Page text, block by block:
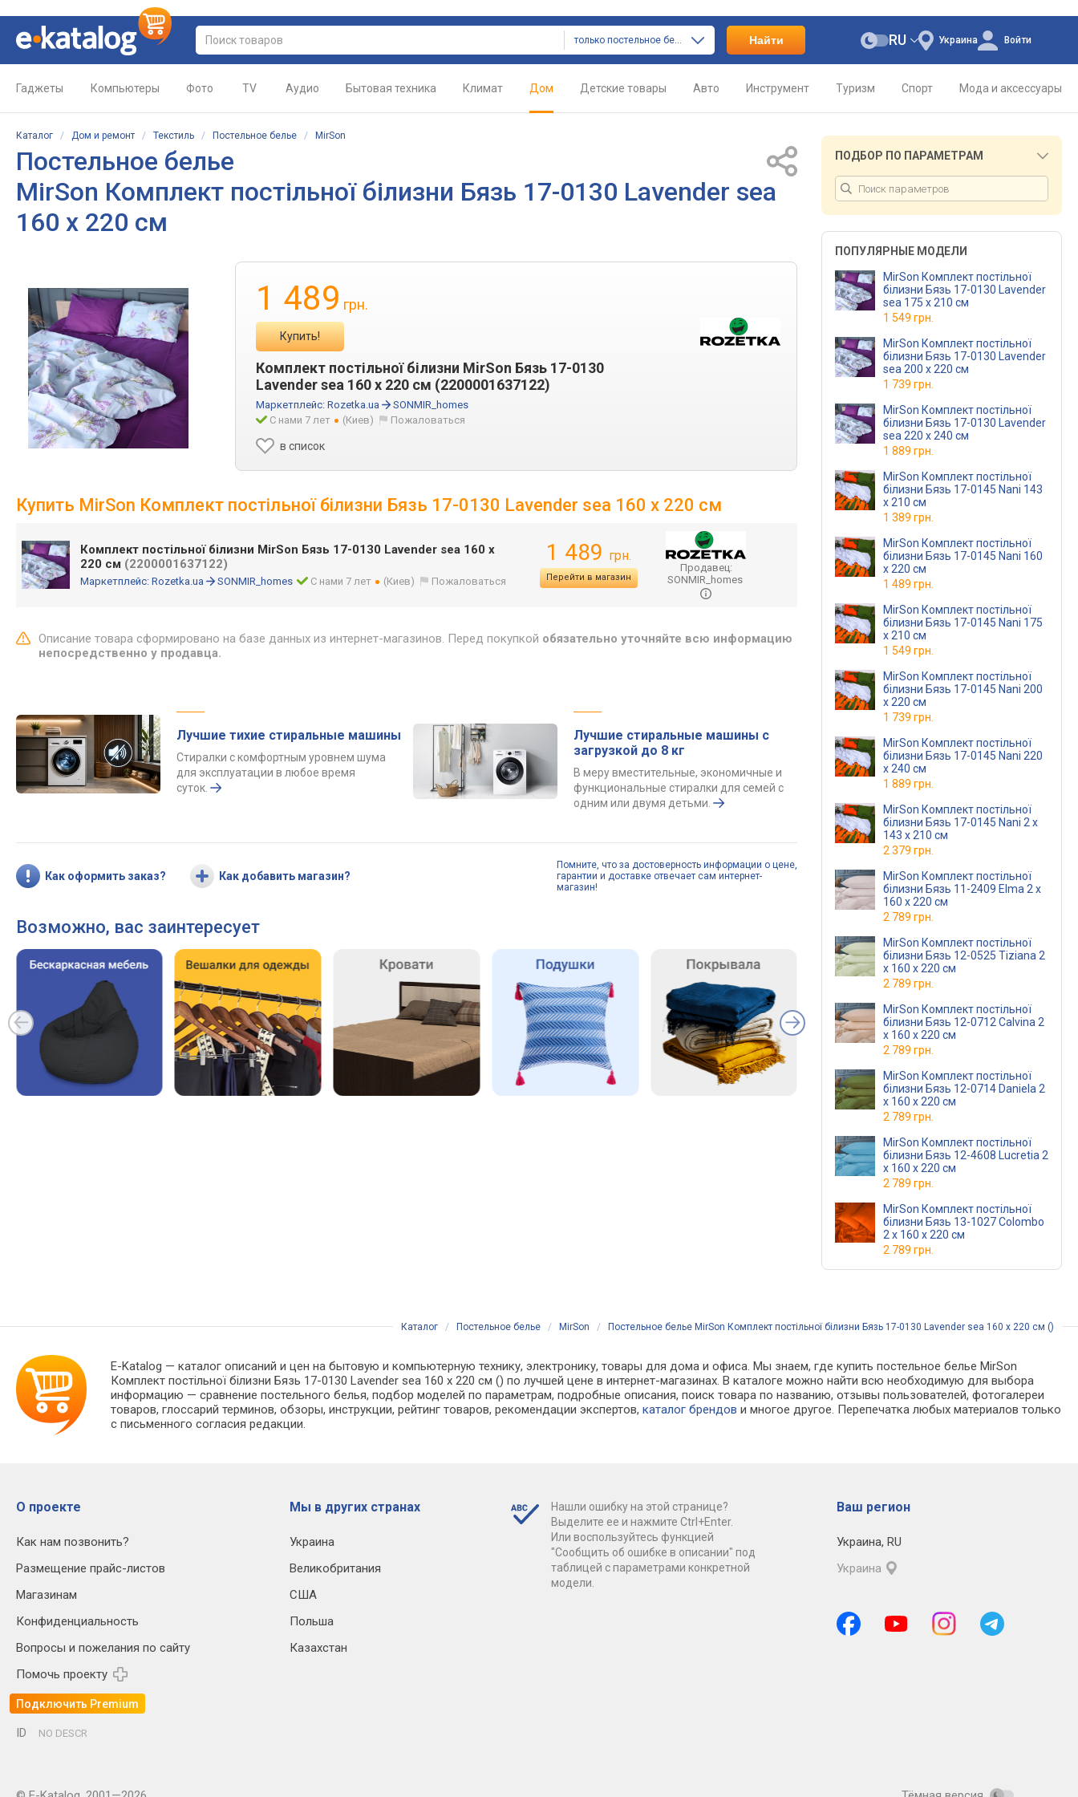
только постельное белье Найти Украина
RU Войти
Гаджеты Компьютеры Фото TV Аудио Бытовая техника Климат Дом Детские товары Авто Инструмент Туризм Спорт Мода и аксессуары
Каталог / Дом и ремонт / Текстиль / Постельное белье / MirSon
Постельное белье
MirSon Комплект постільної білизни Бязь 17-0130 Lavender sea
160 x 220 см
1 489 грн.
Купить!
Комплект постільної білизни MirSon Бязь 17-0130
Lavender sea 160 x 220 см (2200001637122)
Маркетплейс: Rozetka.ua
SONMIR_homes
С нами 7 лет
(Киев) Пожаловаться
в список
Купить MirSon Комплект постільної білизни Бязь 17-0130 Lavender sea 160 x 220 см
Комплект постільної білизни MirSon Бязь 17-0130 Lavender sea 160 x
220 см (2200001637122)
Маркетплейс: Rozetka.ua SONMIR_homes С нами 7 лет (Киев) Пожаловаться
1 489 грн.
Перейти в магазин
Продавец:
SONMIR_homes
Описание товара сформировано на базе данных из интернет-магазинов. Перед покупкой обязательно уточняйте всю информацию
непосредственно у продавца.
Лучшие тихие стиральные машины
Стиралки с комфортным уровнем шума
для эксплуатации в любое время
суток.
Лучшие стиральные машины с
загрузкой до 8 кг
В меру вместительные, экономичные и
функциональные стиралки для семей с
одним или двумя детьми.
Как оформить заказ? Как добавить магазин?
Помните, что за достоверность информации о цене,
гарантии и доставке отвечает сам интернет-
магазин!
Возможно, вас заинтересует
ПОДБОР ПО ПАРАМЕТРАМ
ПОПУЛЯРНЫЕ МОДЕЛИ
MirSon Комплект постільної
білизни Бязь 17-0130 Lavender
sea 175 x 210 см
1 549 грн.
MirSon Комплект постільної
білизни Бязь 17-0130 Lavender
sea 200 x 220 см
1 739 грн.
MirSon Комплект постільної
білизни Бязь 17-0130 Lavender
sea 220 x 240 см
1 889 грн.
MirSon Комплект постільної
білизни Бязь 17-0145 Nani 143
x 210 см
1 389 грн.
MirSon Комплект постільної
білизни Бязь 17-0145 Nani 160
x 220 см
1 489 грн.
MirSon Комплект постільної
білизни Бязь 17-0145 Nani 175
x 210 см
1 549 грн.
MirSon Комплект постільної
білизни Бязь 17-0145 Nani 200
x 220 см
1 739 грн.
MirSon Комплект постільної
білизни Бязь 17-0145 Nani 220
x 240 см
1 889 грн.
MirSon Комплект постільної
білизни Бязь 17-0145 Nani 2 x
143 x 210 см
2 379 грн.
MirSon Комплект постільної
білизни Бязь 11-2409 Elma 2 x
160 x 220 см
2 789 грн.
MirSon Комплект постільної
білизни Бязь 12-0525 Tiziana 2
x 160 x 220 см
2 789 грн.
MirSon Комплект постільної
білизни Бязь 12-0712 Calvina 2
x 160 x 220 см
2 789 грн.
MirSon Комплект постільної
білизни Бязь 12-0714 Daniela 2
x 160 x 220 см
2 789 грн.
MirSon Комплект постільної
білизни Бязь 12-4608 Lucretia 2
x 160 x 220 см
2 789 грн.
MirSon Комплект постільної
білизни Бязь 13-1027 Colombo
2 x 160 x 220 см
2 789 грн.
Каталог / Постельное белье / MirSon / Постельное белье MirSon Комплект постільної білизни Бязь 17-0130 Lavender sea 160 x 220 см ()
E-Katalog — каталог описаний и цен на бытовую и компьютерную технику, электронику, товары для дома и офиса. Мы знаем, где купить постельное белье MirSon
Комплект постільної білизни Бязь 17-0130 Lavender sea 160 x 220 см () по лучшей цене в интернет-магазинах. В каталоге можно найти всю необходимую для выбора
информацию — сравнение постельного белья, подбор моделей по параметрам, подробные описания, поиск товара по названию, отзывы пользователей, фотогалереи
товаров, глоссарий терминов, обзоры, инструкции, рейтинг товаров, рекомендации экспертов,каталог брендов и многое другое. Перепечатка любых материалов только
с письменного согласия редакции.
О проекте
Как нам позвонить?
Размещение прайс-листов
Магазинам
Конфиденциальность
Вопросы и пожелания по сайту
Помочь проекту
Подключить Premium
Мы в других странах
Украина
Великобритания
США
Польша
Казахстан
Нашли ошибку на этой странице?
Выделите ее и нажмите Ctrl+Enter.
Или воспользуйтесь функцией
"Сообщить об ошибке в описании" под
таблицей с параметрами конкретной
модели.
Ваш регион
Украина, RU
Украина
ID NO DESCR